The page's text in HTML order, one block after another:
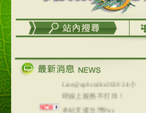
取件者，歡迎多多使用
【郵局i郵箱】的服務喔～
【i郵箱】設立的地點，請
進入內頁連結～
Line@aphrodite2020 24小